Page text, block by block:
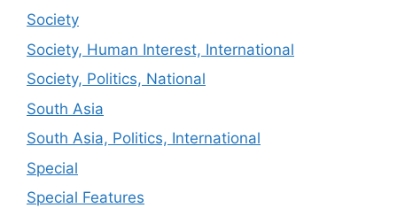
Society
Society, Human Interest, International
Society, Politics, National
South Asia
South Asia, Politics, International
Special
Special Features